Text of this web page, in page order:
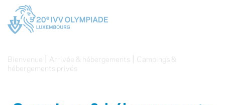
Bienvenue Arrivée & hébergements
Campings &
hébergements privés